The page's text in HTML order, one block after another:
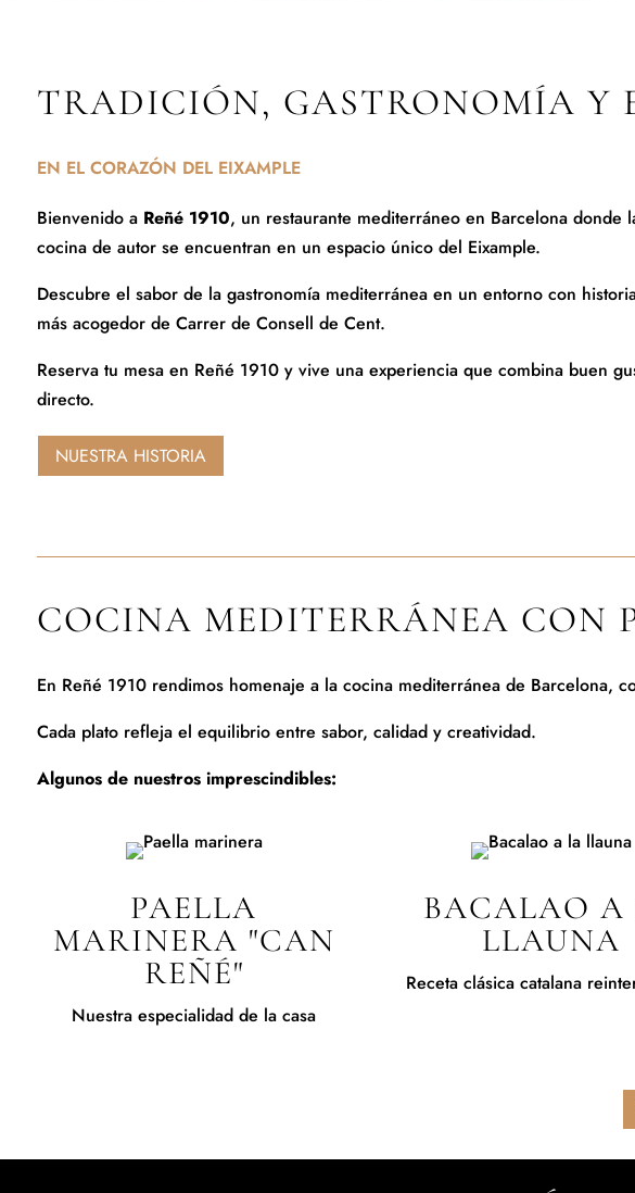
TRADICIÓN, GASTRONOMÍA Y
EN EL CORAZÓN DEL EIXAMPLE
Bienvenido a Reñé 1910, un restaurante mediterráneo en Barcelona donde
cocina de autor se encuentran en un espacio único del Eixample.
Descubre el sabor de la gastronomía mediterránea en un entorno con
más acogedor de Carrer de Consell de Cent.
Reserva tu mesa en Reñé 1910 y vive una experiencia que combina buen
directo.
NUESTRA HISTORIA
COCINA MEDITERRÁNEA CON
En Reñé 1910 rendimos homenaje a la cocina mediterránea de Barcelona,
Cada plato refleja el equilibrio entre sabor, calidad y creatividad.
Algunos de nuestros imprescindibles:
PAELLA
MARINERA "CAN
REÑÉ"
Nuestra especialidad de la casa
BACALAO A
LLAUNA
Receta clásica catalana